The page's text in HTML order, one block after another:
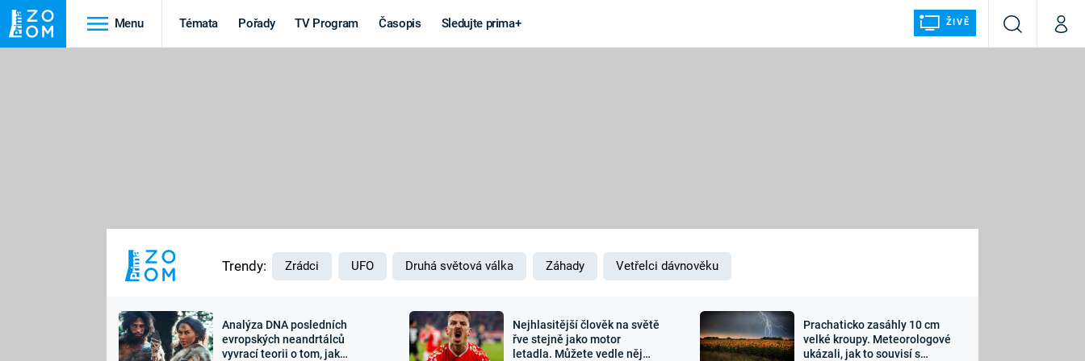
Menu Témata Pořady TV Program Časopis Sledujte prima+ ŽIVĚ
VyhledáváníMůj
MARS
Výročí
Záhady a
Zajímavosti Sledujte nás
Trendy: Zrádci UFO Druhá světová válka Záhady Vetřelci dávnověku
Analýza DNA posledních
evropských neandrtálců
vyvrací teorii o tom, jak
Nejhlasitější člověk na světě
řve stejně jako motor
letadla. Můžete vedle něj
Prachaticko zasáhly 10 cm
velké kroupy. Meteorologové
ukázali, jak to souvisí s